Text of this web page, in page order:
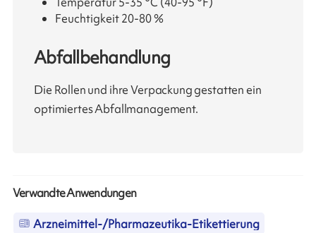
Feuchtigkeit 20-80 %
Abfallbehandlung
Die Rollen und ihre Verpackung gestatten ein
optimiertes Abfallmanagement.
Verwandte Anwendungen
Arzneimittel-/Pharmazeutika-Etikettierung